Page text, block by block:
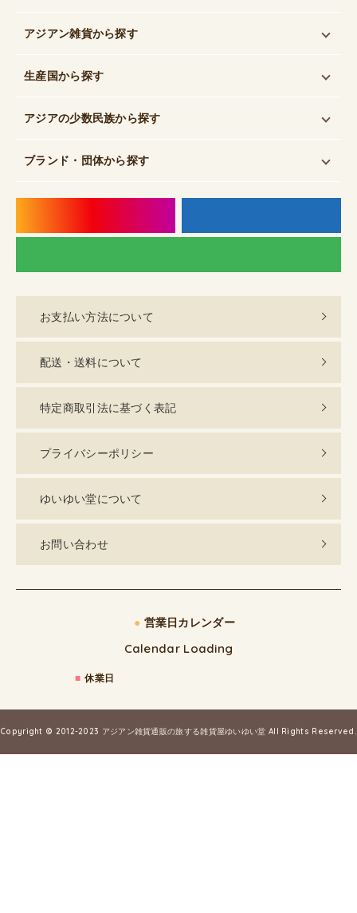
アジアン雑貨から探す
生産国から探す
アジアの少数民族から探す
ブランド・団体から探す
お支払い方法について
配送・送料について
特定商取引法に基づく表記
プライバシーポリシー
ゆいゆい堂について
お問い合わせ
● 営業日カレンダー
Calendar Loading
■ 休業日
Copyright © 2012-2023 アジアン雑貨通販の旅する雑貨屋ゆいゆい堂 All Rights Reserved.